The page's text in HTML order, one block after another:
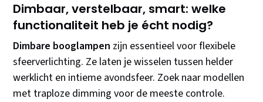
Dimbaar, verstelbaar, smart: welke
functionaliteit heb je écht nodig?
Dimbare booglampen zijn essentieel voor flexibele
sfeerverlichting. Ze laten je wisselen tussen helder
werklicht en intieme avondsfeer. Zoek naar modellen
met traploze dimming voor de meeste controle.